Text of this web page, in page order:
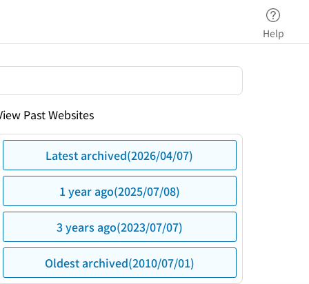
Help
Past Websites
Latest archived(2026/04/07)
1 year ago(2025/07/08)
3 years ago(2023/07/07)
Oldest archived(2010/07/01)